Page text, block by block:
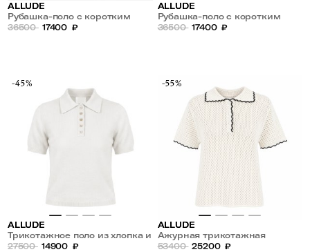
ALLUDE
Рубашка-поло с коротким
рукавом из шерсти
36500 17400 ₽
ALLUDE
Рубашка-поло с коротким
рукавом из шерсти
36500 17400 ₽
-45%
ALLUDE
Трикотажное поло из хлопка и
кашемира
27500 14900 ₽
-55%
ALLUDE
Ажурная трикотажная
рубашка-поло
53400 25200 ₽